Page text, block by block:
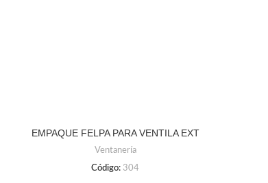
EMPAQUE FELPA PARA VENTILA EXT
Ventanería
Código: 304